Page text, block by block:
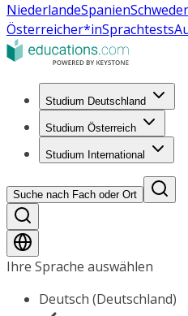
NiederlandeSpanien
Österreicher*inSprachtests
Studium Deutschland
Studium Österreich
Studium International
Suche nach Fach oder Ort
Ihre Sprache auswählen
Deutsch (Deutschland)